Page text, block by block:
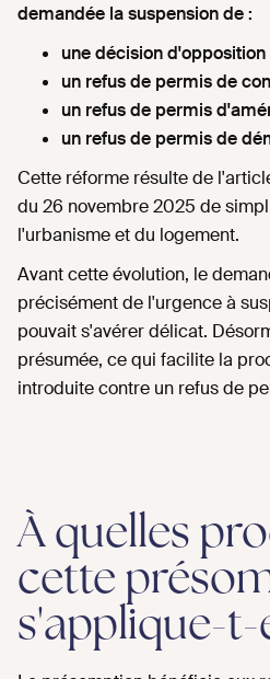
demandée la suspension de :
une décision
un refus de permis de
un refus de permis
un refus de permis de
Cette réforme résulte de
du 26 novembre 2025 de
l'urbanisme et du logement.
Avant cette évolution, le
précisément de l'urgence à
pouvait s'avérer délicat.
présumée, ce qui facilite la
introduite contre un refus de
À quelles
cette
s'applique-t-